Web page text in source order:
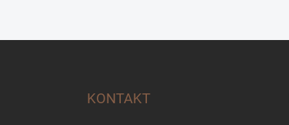
KONTAKT